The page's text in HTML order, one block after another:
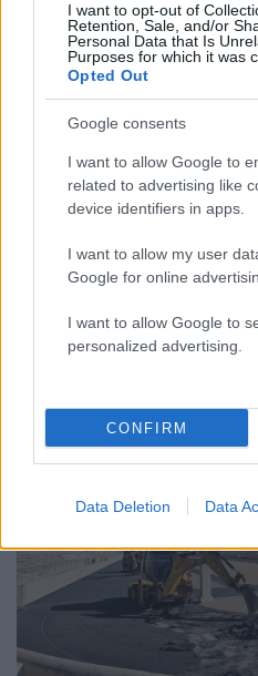
I want to opt-out of
Retention, Sale, and/or
Personal Data that Is
Purposes for which it was
Opted Out
Google consents
I want to allow Google to
related to advertising like
device identifiers in apps.
I want to allow my user
Google for online
I want to allow Google to
personalized advertising.
CONFIRM
Data Deletion Data
Χανίων επειδή
γιατρού
Το οικονομικό
θα παρουσιάσει ο
Θεσσαλονίκη:
υποψήφιος
Από τα διοικητικά
σκηνή
Αθλητικά: